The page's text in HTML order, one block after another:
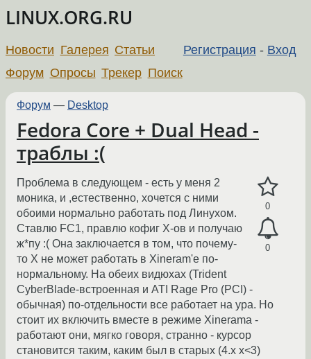
LINUX.ORG.RU
Регистрация - Вход
Новости Галерея Статьи
Форум Опросы Трекер Поиск
Форум — Desktop
Fedora Core + Dual Head -
траблы :(
0
0
Проблема в следующем - есть у меня 2
моника, и ,естественно, хочется с ними
обоими нормально работать под Линухом.
Ставлю FC1, правлю кофиг Х-ов и получаю
ж*пу :( Она заключается в том, что почему-
то Х не может работать в Xineram'e по-
нормальному. На обеих видюхах (Trident
CyberBlade-встроенная и ATI Rage Pro (PCI) -
обычная) по-отдельности все работает на ура. Но
стоит их включить вместе в режиме Xinerama -
работают они, мягко говоря, странно - курсор
становится таким, каким был в старых (4.х х<3)